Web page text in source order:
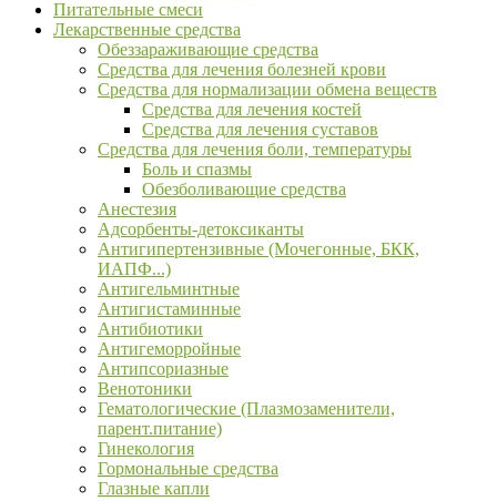
Питательные смеси
Лекарственные средства
Обеззараживающие средства
Средства для лечения болезней крови
Средства для нормализации обмена веществ
Средства для лечения костей
Средства для лечения суставов
Средства для лечения боли, температуры
Боль и спазмы
Обезболивающие средства
Анестезия
Адсорбенты-детоксиканты
Антигипертензивные (Мочегонные, БКК,
ИАПФ...)
Антигельминтные
Антигистаминные
Антибиотики
Антигеморройные
Антипсориазные
Венотоники
Гематологические (Плазмозаменители,
парент.питание)
Гинекология
Гормональные средства
Глазные капли